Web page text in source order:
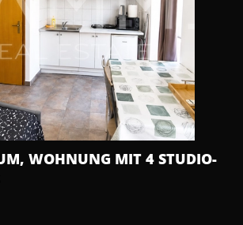
WOHNUNG MIT 4 STUDIO-